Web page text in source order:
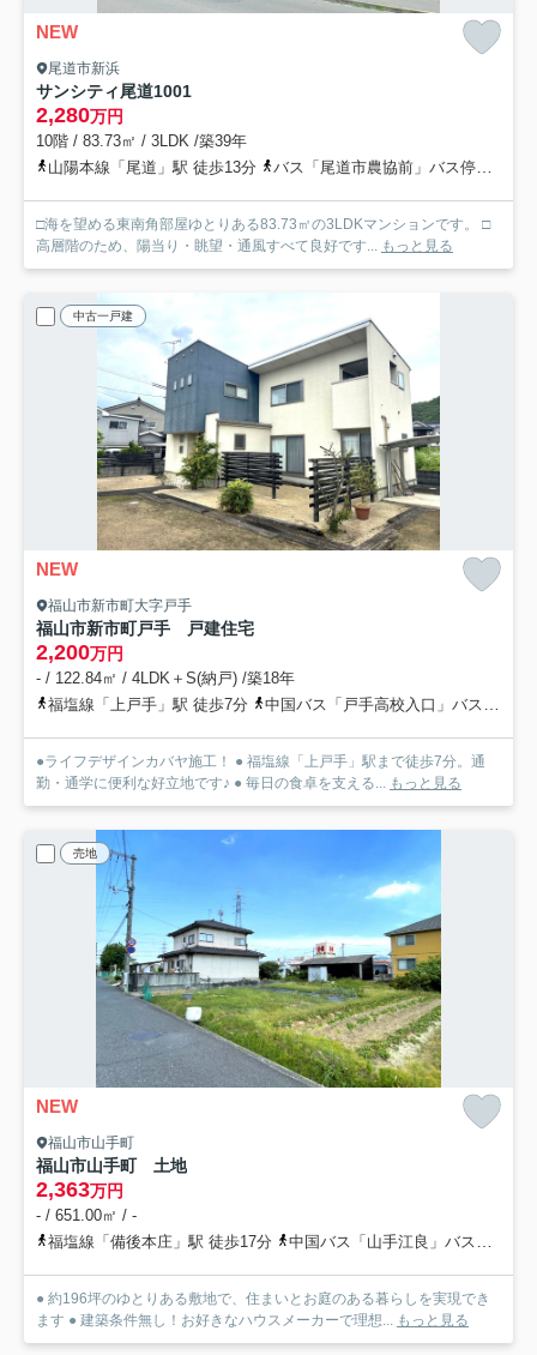
NEW
尾道市新浜
サンシティ尾道1001
2,280万円
10階 / 83.73㎡ / 3LDK /築39年
山陽本線「尾道」駅 徒歩13分
バス「尾道市農協前」バス停下車 徒歩4分
□海を望める東南角部屋ゆとりある83.73㎡の3LDKマンションです。 □
高層階のため、陽当り・眺望・通風すべて良好です... もっと見る
中古一戸建
NEW
福山市新市町大字戸手
福山市新市町戸手 戸建住宅
2,200万円
- / 122.84㎡ / 4LDK＋S(納戸) /築18年
福塩線「上戸手」駅 徒歩7分
中国バス「戸手高校入口」バス停下車 徒歩2分
●ライフデザインカバヤ施工！ ● 福塩線「上戸手」駅まで徒歩7分。通
勤・通学に便利な好立地です♪ ● 毎日の食卓を支える... もっと見る
売地
NEW
福山市山手町
福山市山手町 土地
2,363万円
- / 651.00㎡ / -
福塩線「備後本庄」駅 徒歩17分
中国バス「山手江良」バス停下車 徒歩5分
● 約196坪のゆとりある敷地で、住まいとお庭のある暮らしを実現でき
ます ● 建築条件無し！お好きなハウスメーカーで理想... もっと見る